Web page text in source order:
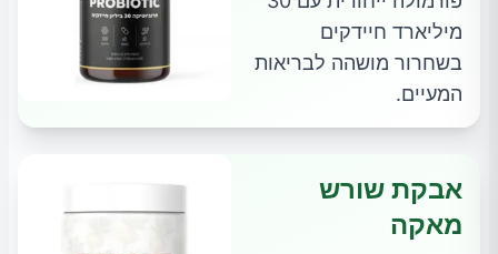
מיליארד חיידקים
בשחרור מושהה לבריאות
המעיים.
אבקת שורש
מאקה